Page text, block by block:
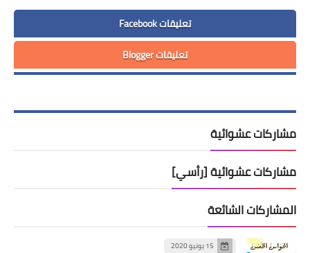
تعليقات Facebook
تعليقات Blogger
مشاركات عشوائية
مشاركات عشوائية [رأسي]
المشاركات الشائعة
15 يونيو 2020